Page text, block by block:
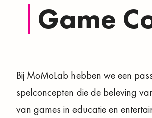
Game
Bij MoMoLab hebben we een
spelconcepten die de beleving
van games in educatie en